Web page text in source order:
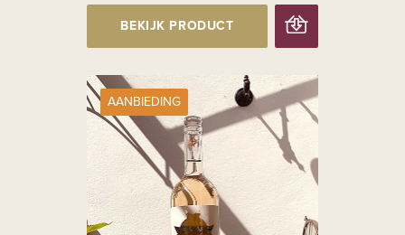
BEKIJK PRODUCT
AANBIEDING